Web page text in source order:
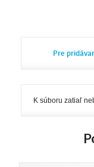
Pre
K súboru zatiaľ